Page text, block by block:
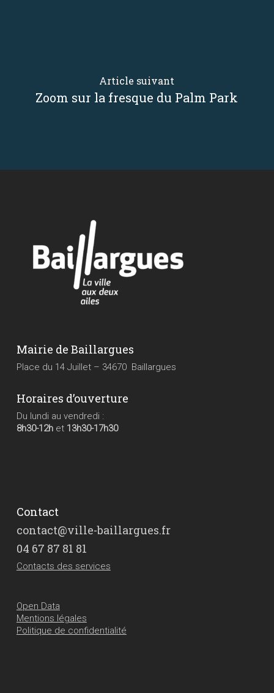
Article suivant
Zoom sur la fresque du Palm Park
Mairie de Baillargues
Place du 14 Juillet – 34670 Baillargues
Horaires d’ouverture
Du lundi au vendredi :
8h30-12het 13h30-17h30
Contact
contact@ville-baillargues.fr
04 67 87 81 81
Contacts des services
Open Data
Mentions légales
Politique de confidentialité